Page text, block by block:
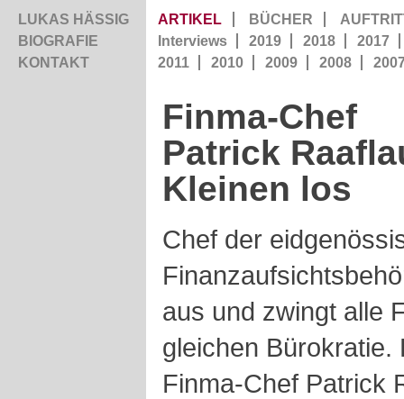
LUKAS HÄSSIG
BIOGRAFIE
KONTAKT
ARTIKEL BÜCHER
Interviews
2019 2018
2017
2011
2010 2009 2008
Finma-Chef
Patrick
Kleinen los
Chef der
aus und zwingt alle
gleichen Bürokratie.
Finma-Chef Patrick